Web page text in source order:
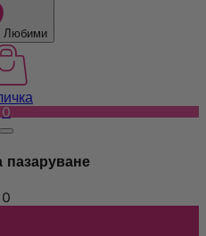
Любими
0
пазаруване
0